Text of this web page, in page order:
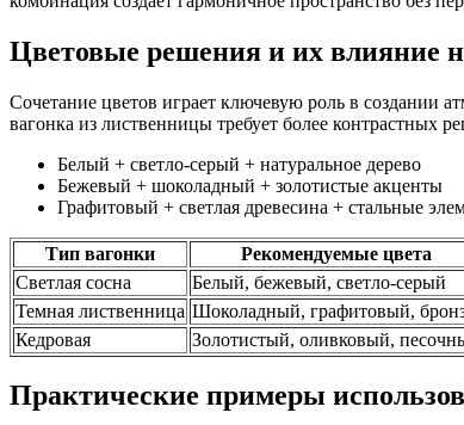
Цветовые решения и их влияние
Сочетание цветов играет ключевую роль в создании
вагонка из лиственницы требует более контрастных
Белый + светло-серый + натуральное дерево
Бежевый + шоколадный + золотистые акценты
Графитовый + светлая древесина + стальные
Тип вагонки Рекомендуемые цвета
Светлая сосна
Белый, бежевый, светло-серый
Темная лиственница Шоколадный, графитовый,
Кедровая
Золотистый, оливковый,
Практические примеры